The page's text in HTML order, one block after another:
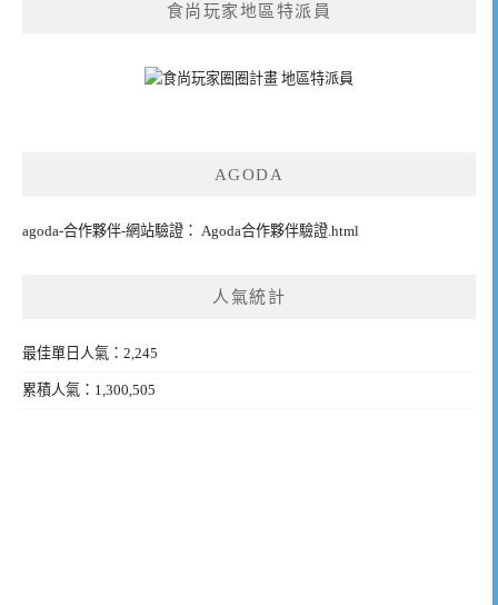
食尚玩家地區特派員
AGODA
agoda-合作夥伴-網站驗證： Agoda合作夥伴驗證.html
人氣統計
最佳單日人氣：2,245
累積人氣：1,300,505